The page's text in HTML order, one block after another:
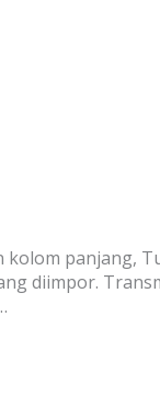
kolom panjang,
diimpor.